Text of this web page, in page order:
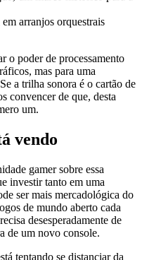
arranjos orquestrais
o poder de processamento
mas para uma
a trilha sonora é o cartão de
convencer de que, desta
um.
vendo
gamer sobre essa
investir tanto em uma
ser mais mercadológica do
de mundo aberto cada
desesperadamente de
de um novo console.
tentando se distanciar da